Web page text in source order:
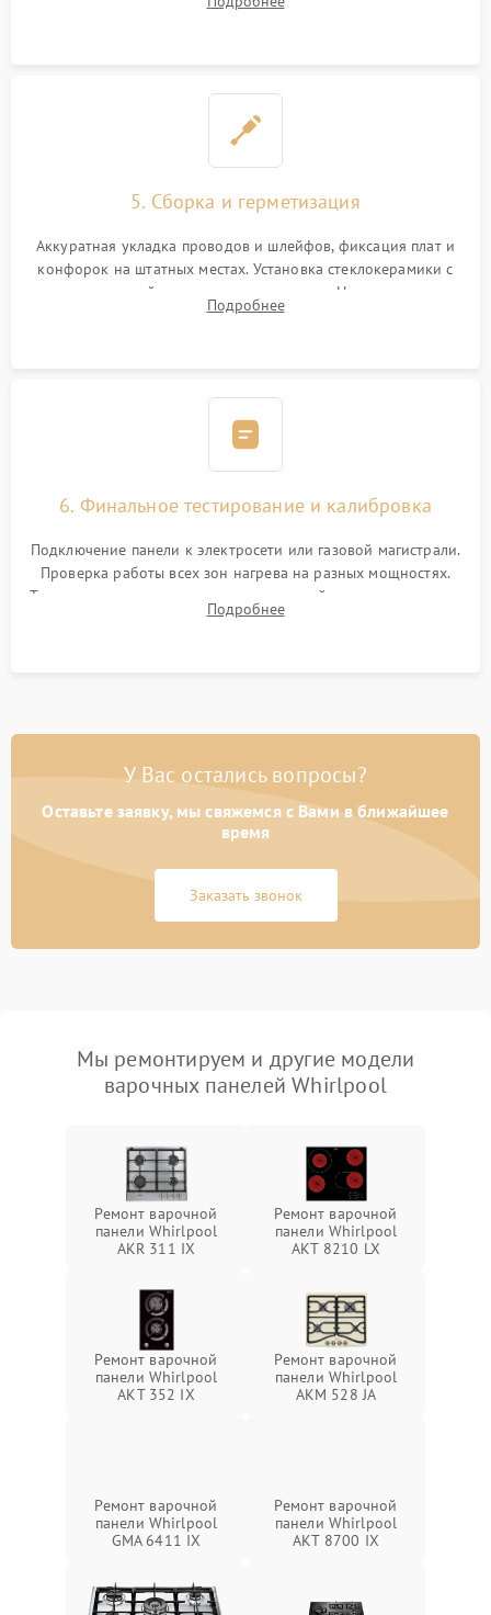
дорожек. Очистка контактов и замена поврежденной
5. Сборка и герметизация
Аккуратная укладка проводов и шлейфов, фиксация плат и
конфорок на штатных местах. Установка стеклокерамики с
проверкой равномерности зазоров. Нанесение
термостойкого герметика или укладка уплотнительной
Подробнее
6. Финальное тестирование и калибровка
Подключение панели к электросети или газовой магистрали.
Проверка работы всех зон нагрева на разных мощностях.
Тестирование сенсорного управления, таймера, индикаторов
остаточного тепла и систем защиты от перегрева.
Подробнее
У Вас остались вопросы?
Оставьте заявку, мы свяжемся с Вами в ближайшее
время
Заказать звонок
Мы ремонтируем и другие модели
варочных панелей Whirlpool
Ремонт варочной
панели Whirlpool
AKR 311 IX
Ремонт варочной
панели Whirlpool
AKT 8210 LX
Ремонт варочной
панели Whirlpool
AKT 352 IX
Ремонт варочной
панели Whirlpool
AKM 528 JA
Ремонт варочной
панели Whirlpool
GMA 6411 IX
Ремонт варочной
панели Whirlpool
AKT 8700 IX